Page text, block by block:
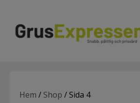
Hem / Shop / Sida 4